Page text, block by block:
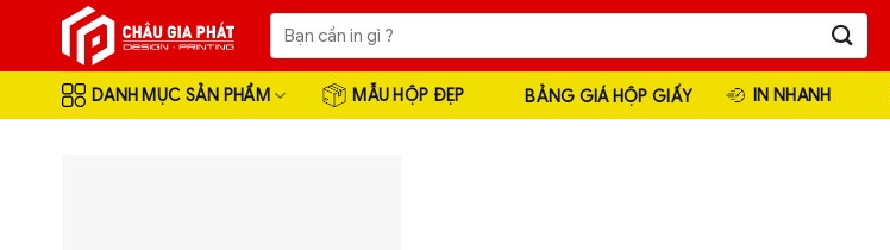
content
Tìm
kiếm:
DANH MỤC SẢN PHẨM MẪU HỘP ĐẸP BẢNG GIÁ HỘP GIẤY IN NHANH